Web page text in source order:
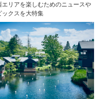
エリアを楽しむためのニュースや
ックスを大特集